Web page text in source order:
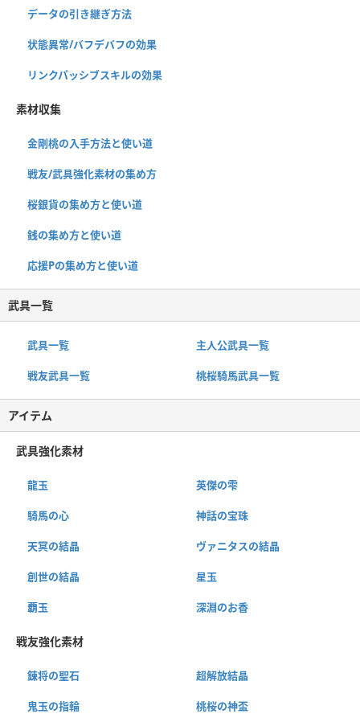
データの引き継ぎ方法
状態異常/バフデバフの効果
リンクパッシブスキルの効果
素材収集
金剛桃の入手方法と使い道
戦友/武具強化素材の集め方
桜銀貨の集め方と使い道
銭の集め方と使い道
応援Pの集め方と使い道
武具一覧
武具一覧 主人公武具一覧
戦友武具一覧 桃桜騎馬武具一覧
アイテム
武具強化素材
龍玉 英傑の雫
騎馬の心 神話の宝珠
天冥の結晶 ヴァニタスの結晶
創世の結晶 星玉
覇玉 深淵のお香
戦友強化素材
錬将の聖石 超解放結晶
鬼玉の指輪 桃桜の神盃